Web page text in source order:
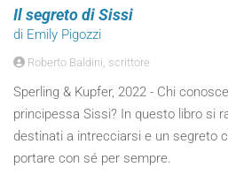
Il segreto di Sissi
di Emily Pigozzi
Roberto Baldini, scrittore
Sperling & Kupfer, 2022 - Chi
principessa Sissi? In questo libro si
destinati a intrecciarsi e un segreto
portare con sé per sempre.